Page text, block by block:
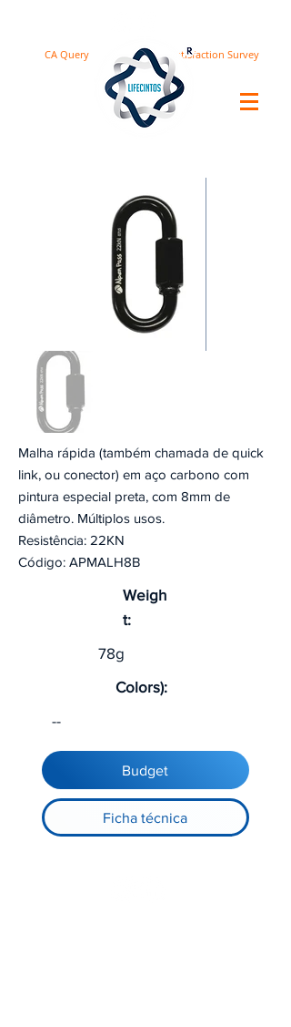
Satisfaction Survey
CA Query
Malha rápida (também chamada de quick
link, ou conector) em aço carbono com
pintura especial preta, com 8mm de
diâmetro. Múltiplos usos.
Resistência: 22KN
Código: APMALH8B
Weigh
t:
78g
Colors):
--
Budget
Ficha técnica